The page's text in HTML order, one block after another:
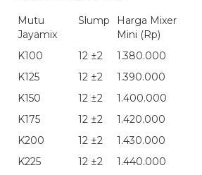
Mutu
Jayamix
Slump
Harga Mixer
Mini (Rp)
K100
12 ±2 1.380.000
K125
12 ±2 1.390.000
K150
12 ±2 1.400.000
K175
12 ±2 1.420.000
K200
12 ±2 1.430.000
K225
12 ±2 1.440.000